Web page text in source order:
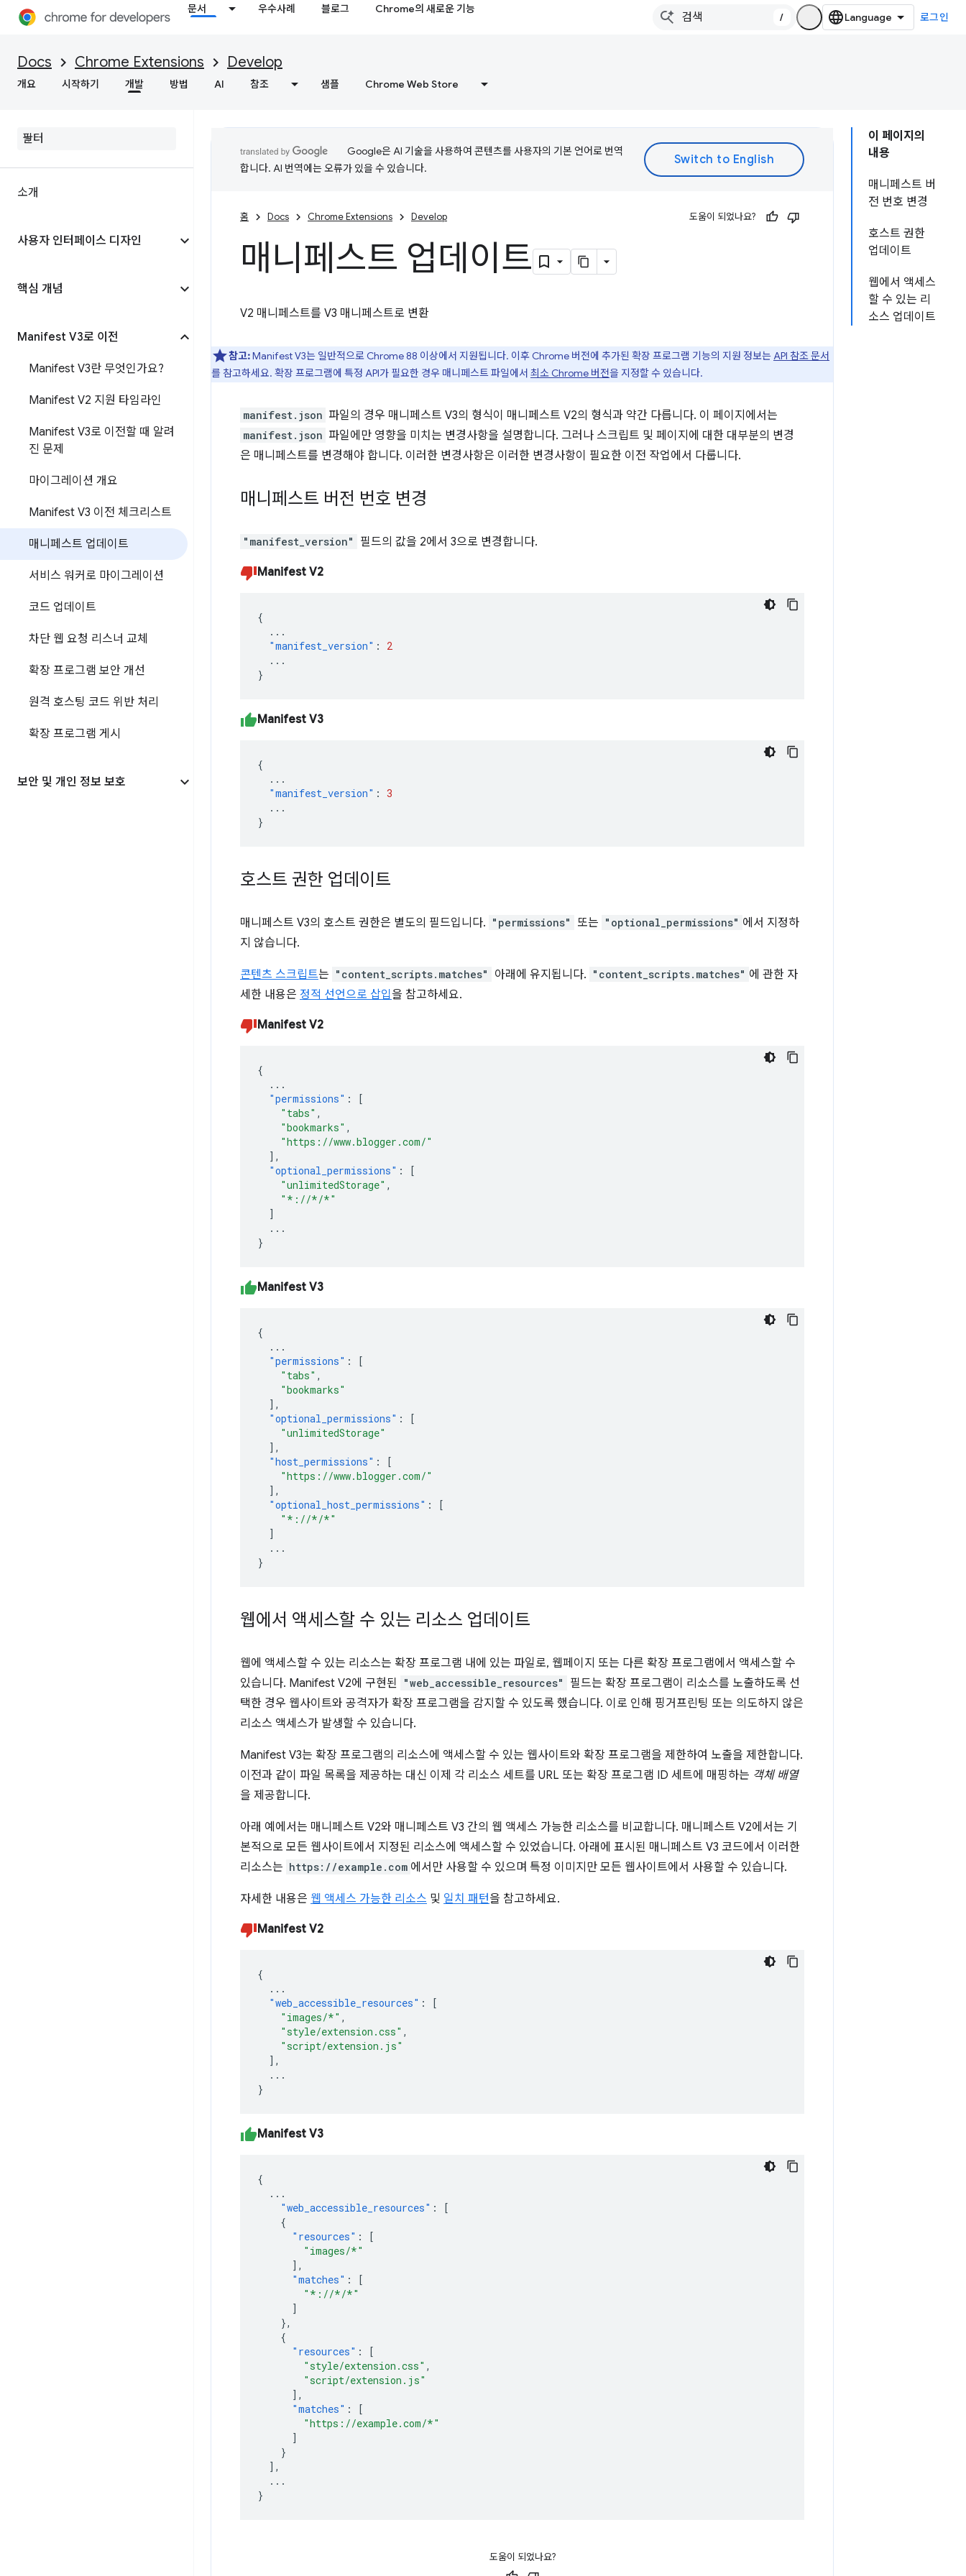
문서 우수사례 블로그 Chrome의 새로운 기능
/ 로그인
Docs Chrome Extensions Develop
개요 시작하기 개발 방법 AI 참조 샘플 Chrome Web Store
소개
사용자 인터페이스 디자인
핵심 개념
Manifest V3로 이전
Manifest V3란 무엇인가요?
Manifest V2 지원 타임라인
Manifest V3로 이전할 때 알려
진 문제
마이그레이션 개요
Manifest V3 이전 체크리스트
매니페스트 업데이트
서비스 워커로 마이그레이션
코드 업데이트
차단 웹 요청 리스너 교체
확장 프로그램 보안 개선
원격 호스팅 코드 위반 처리
확장 프로그램 게시
보안 및 개인 정보 보호
이 페이지의
내용
매니페스트 버
전 번호 변경
호스트 권한
업데이트
웹에서 액세스
할 수 있는 리
소스 업데이트
Google은 AI 기술을 사용하여 콘텐츠를 사용자의 기본 언어로 번역
합니다. AI 번역에는 오류가 있을 수 있습니다.
홈 Docs Chrome Extensions Develop 도움이 되었나요?
매니페스트 업데이트
V2 매니페스트를 V3 매니페스트로 변환
참고:Manifest V3는 일반적으로 Chrome 88 이상에서 지원됩니다. 이후 Chrome 버전에 추가된 확장 프로그램 기능의 지원 정보는API 참조 문서
를 참고하세요. 확장 프로그램에 특정 API가 필요한 경우 매니페스트 파일에서 최소 Chrome 버전을 지정할 수 있습니다.
manifest.json 파일의 경우 매니페스트 V3의 형식이 매니페스트 V2의 형식과 약간 다릅니다. 이 페이지에서는
manifest.json 파일에만 영향을 미치는 변경사항을 설명합니다. 그러나 스크립트 및 페이지에 대한 대부분의 변경
은 매니페스트를 변경해야 합니다. 이러한 변경사항은 이러한 변경사항이 필요한 이전 작업에서 다룹니다.
매니페스트 버전 번호 변경
"manifest_version" 필드의 값을 2에서 3으로 변경합니다.
Manifest V2
{
...
"manifest_version" :
2
...
}
Manifest V3
{
...
"manifest_version" : 3
...
}
호스트 권한 업데이트
매니페스트 V3의 호스트 권한은 별도의 필드입니다. "permissions" 또는 "optional_permissions" 에서 지정하
지 않습니다.
콘텐츠 스크립트는 "content_scripts.matches" 아래에 유지됩니다. "content_scripts.matches" 에 관한 자
세한 내용은 정적 선언으로 삽입 을 참고하세요.
Manifest V2
{
...
"permissions" :
[
"tabs" ,
"bookmarks" ,
"https://www.blogger.com/"
],
"optional_permissions" :
[
"unlimitedStorage" ,
"*://*/*"
]
...
}
Manifest V3
{
...
"permissions" :
[
"tabs" ,
"bookmarks"
],
"optional_permissions" :
[
"unlimitedStorage"
],
"host_permissions" :
[
"https://www.blogger.com/"
],
"optional_host_permissions" :
[
"*://*/*"
]
...
}
웹에서 액세스할 수 있는 리소스 업데이트
웹에 액세스할 수 있는 리소스는 확장 프로그램 내에 있는 파일로, 웹페이지 또는 다른 확장 프로그램에서 액세스할 수
있습니다. Manifest V2에 구현된
"web_accessible_resources"
필드는 확장 프로그램이 리소스를 노출하도록 선
택한 경우 웹사이트와 공격자가 확장 프로그램을 감지할 수 있도록 했습니다. 이로 인해 핑거프린팅 또는 의도하지 않은
리소스 액세스가 발생할 수 있습니다.
Manifest V3는 확장 프로그램의 리소스에 액세스할 수 있는 웹사이트와 확장 프로그램을 제한하여 노출을 제한합니다.
이전과 같이 파일 목록을 제공하는 대신 이제 각 리소스 세트를 URL 또는 확장 프로그램 ID 세트에 매핑하는 객체 배열
을 제공합니다.
아래 예에서는 매니페스트 V2와 매니페스트 V3 간의 웹 액세스 가능한 리소스를 비교합니다. 매니페스트 V2에서는 기
본적으로 모든 웹사이트에서 지정된 리소스에 액세스할 수 있었습니다. 아래에 표시된 매니페스트 V3 코드에서 이러한
리소스는 https://example.com 에서만 사용할 수 있으며 특정 이미지만 모든 웹사이트에서 사용할 수 있습니다.
자세한 내용은 웹 액세스 가능한 리소스 및 일치 패턴을 참고하세요.
Manifest V2
{
...
"web_accessible_resources" :
[
"images/*" ,
"style/extension.css" ,
"script/extension.js"
],
...
}
Manifest V3
{
...
"web_accessible_resources" :
[
{
"resources" :
[
"images/*"
],
"matches" :
[
"*://*/*"
]
},
{
"resources" :
[
"style/extension.css" ,
"script/extension.js"
],
"matches" :
[
"https://example.com/*"
]
}
],
...
}
도움이 되었나요?